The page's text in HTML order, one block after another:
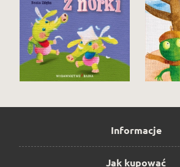
Informacje
Jak kupować